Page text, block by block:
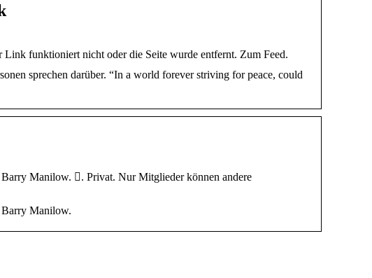
funktioniert nicht oder die Seite wurde entfernt. Zum Feed.
sprechen darüber. “In a world forever striving for peace, could
Manilow. 󰚼. Privat. Nur Mitglieder können andere
Barry Manilow.